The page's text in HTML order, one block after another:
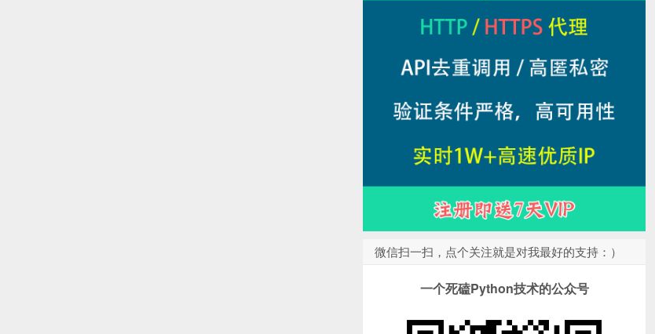
微信扫一扫，点个关注就是对我最好的支持：）
一个死磕Python技术的公众号